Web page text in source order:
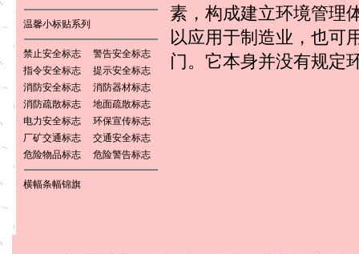
温馨小标贴系列
禁止安全标志
警告安全标志
指令安全标志
提示安全标志
消防安全标志
消防器材标志
消防疏散标志
地面疏散标志
电力安全标志
环保宣传标志
厂矿交通标志
交通安全标志
危险物品标志
危险警告标志
横幅条幅锦旗
素，构成建立环境管理
以应用于制造业，也可
门。它本身并没有规定